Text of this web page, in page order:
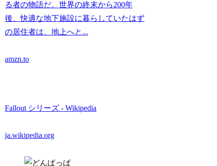
る者の物語だ。世界の終末から200年
後、快適な地下施設に暮らしていたはず
の居住者は、地上へと...
amzn.to
Fallout シリーズ - Wikipedia
ja.wikipedia.org